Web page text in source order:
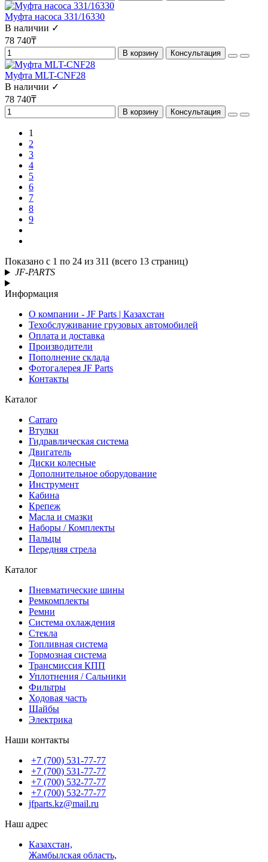
Муфта насоса 331/16330
В наличии ✓
78 740₸
В корзину Консультация
Муфта MLT-CNF28
В наличии ✓
78 740₸
В корзину Консультация
1
2
3
4
5
6
7
8
9
Показано с 1 по 24 из 311 (всего 13 страниц)
JF-PARTS
Информация
О компании - JF Parts | Казахстан
Техобслуживание грузовых автомобилей
Оплата и доставка
Производители
Пополнение склада
Фотогалерея JF Parts
Контакты
Каталог
Carraro
Втулки
Гидравлическая система
Двигатель
Диски колесные
Дополнительное оборудование
Инструмент
Кабина
Крепеж
Масла и смазки
Наборы / Комплекты
Пальцы
Передняя стрела
Каталог
Пневматические шины
Ремкомплекты
Ремни
Система охлаждения
Стекла
Топливная система
Тормозная система
Трансмиссия КПП
Уплотнения / Сальники
Фильтры
Ходовая часть
Шайбы
Электрика
Наши контакты
+7 (700) 531-77-77
+7 (700) 531-77-77
+7 (700) 532-77-77
+7 (700) 532-77-77
jfparts.kz@mail.ru
Наш адрес
Казахстан,
Жамбылская область,